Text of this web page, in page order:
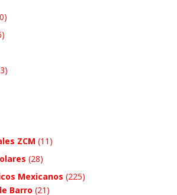
ZCM (11)
(28)
Mexicanos (225)
Barro (21)